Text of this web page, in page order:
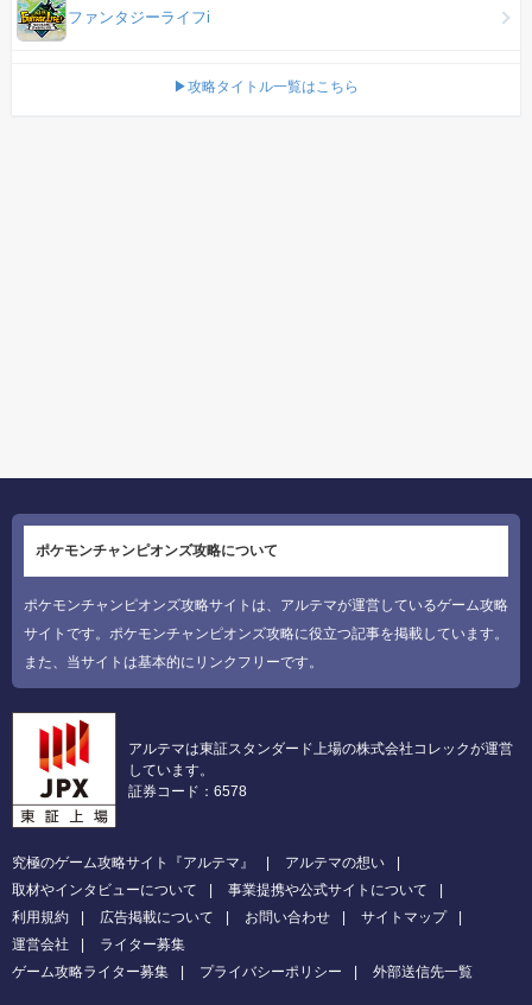
ファンタジーライフi
▶攻略タイトル一覧はこちら
ポケモンチャンピオンズ攻略について
ポケモンチャンピオンズ攻略サイトは、アルテマが運営しているゲーム攻略
サイトです。ポケモンチャンピオンズ攻略に役立つ記事を掲載しています。
また、当サイトは基本的にリンクフリーです。
アルテマは東証スタンダード上場の株式会社コレックが運営
しています。
証券コード：6578
究極のゲーム攻略サイト『アルテマ』
アルテマの想い
取材やインタビューについて
事業提携や公式サイトについて
利用規約
広告掲載について お問い合わせ
サイトマップ
運営会社
ライター募集
ゲーム攻略ライター募集
プライバシーポリシー 外部送信先一覧